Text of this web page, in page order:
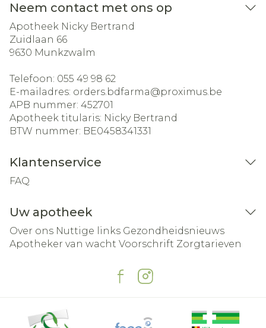
Neem contact met ons op
Apotheek Nicky Bertrand
Zuidlaan 66
9630 Munkzwalm
Telefoon: 055 49 98 62
E-mailadres: orders.bdfarma@proximus.be
APB nummer: 452701
Apotheek titularis: Nicky Bertrand
BTW nummer: BE0458341331
Klantenservice
FAQ
Uw apotheek
Over ons Nuttige links Gezondheidsnieuws
Apotheker van wacht Voorschrift Zorgtarieven